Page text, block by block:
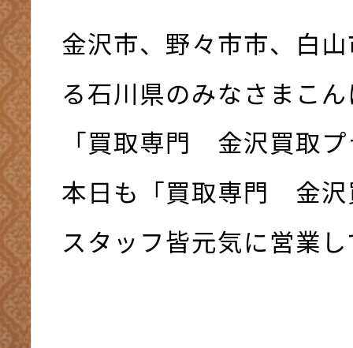
金沢市、野々市市、白
る石川県のみなさまこ
「買取専門 金沢買取
本日も「買取専門 金沢
スタッフ皆元気に営業